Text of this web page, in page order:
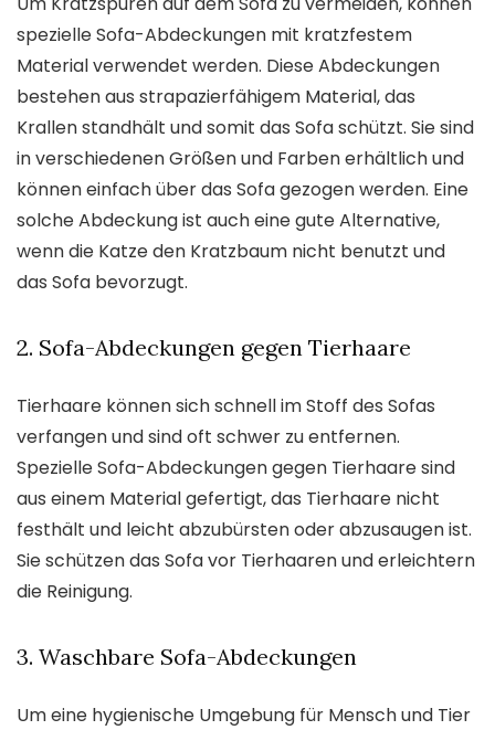
spezielle Sofa-Abdeckungen mit kratzfestem
Material verwendet werden. Diese Abdeckungen
bestehen aus strapazierfähigem Material, das
Krallen standhält und somit das Sofa schützt. Sie sind
in verschiedenen Größen und Farben erhältlich und
können einfach über das Sofa gezogen werden. Eine
solche Abdeckung ist auch eine gute Alternative,
wenn die Katze den Kratzbaum nicht benutzt und
das Sofa bevorzugt.
2. Sofa-Abdeckungen gegen Tierhaare
Tierhaare können sich schnell im Stoff des Sofas
verfangen und sind oft schwer zu entfernen.
Spezielle Sofa-Abdeckungen gegen Tierhaare sind
aus einem Material gefertigt, das Tierhaare nicht
festhält und leicht abzubürsten oder abzusaugen ist.
Sie schützen das Sofa vor Tierhaaren und erleichtern
die Reinigung.
3. Waschbare Sofa-Abdeckungen
Um eine hygienische Umgebung für Mensch und Tier